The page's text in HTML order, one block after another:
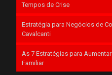
Tempos de Crise
Estratégia para Negócios de
Cavalcanti
As 7 Estratégias para
Familiar